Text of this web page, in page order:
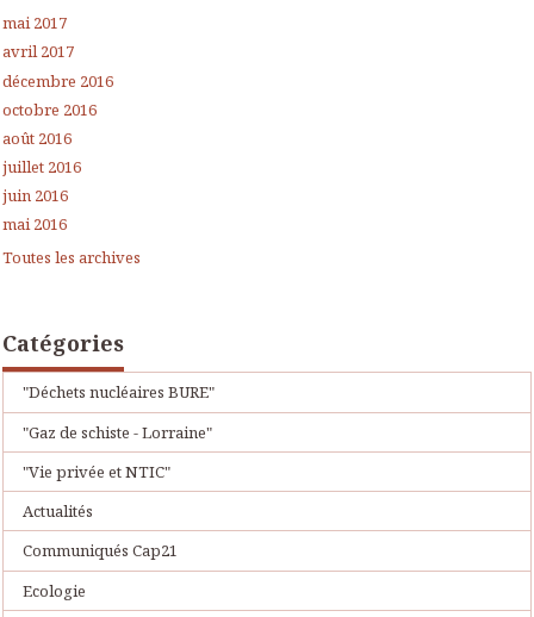
mai 2017
avril 2017
décembre 2016
octobre 2016
août 2016
juillet 2016
juin 2016
mai 2016
Toutes les archives
Catégories
"Déchets nucléaires BURE"
"Gaz de schiste - Lorraine"
"Vie privée et NTIC"
Actualités
Communiqués Cap21
Ecologie